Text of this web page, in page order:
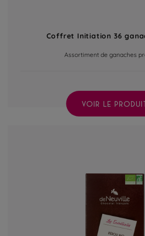
Coffret Initiation 36
Assortiment de ganaches
VOIR LE